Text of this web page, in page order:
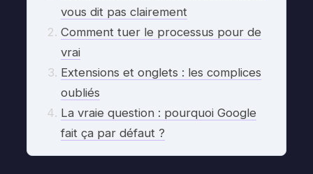
vous dit pas clairement
Comment tuer le processus pour de
vrai
Extensions et onglets : les complices
oubliés
La vraie question : pourquoi Google
fait ça par défaut ?